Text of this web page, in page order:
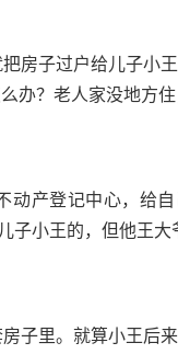
房子过户给儿子小
办？老人家没地方住
产登记中心，给
小王的，但他王大
子里。就算小王后